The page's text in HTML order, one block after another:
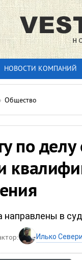
НОВОСТИ КОМПАНИЙ
Общество
по
в суд
Илько